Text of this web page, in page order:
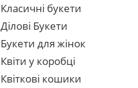
Класичні букети
Ділові Букети
Букети для жінок
Квіти у коробці
Квіткові кошики